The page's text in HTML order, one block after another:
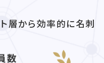
層から効率的に名刺